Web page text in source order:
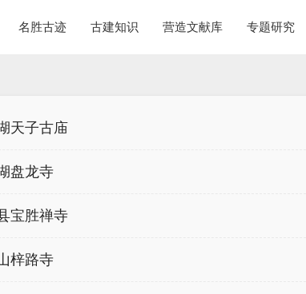
名胜古迹 古建知识 营造文献库 专题研究
天子古庙
盘龙寺
宝胜禅寺
梓路寺